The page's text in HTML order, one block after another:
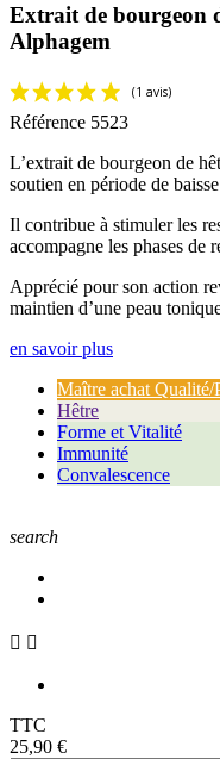
Extrait de bourgeon
Alphagem
Référence 5523
L’extrait de bourgeon de
soutien en période de
Il contribue à stimuler les
accompagne les phases de
Apprécié pour son action
maintien d’une peau
en savoir plus
Maître achat Qualité/
Hêtre
Forme et Vitalité
Immunité
Convalescence
search
 
TTC
25,90 €